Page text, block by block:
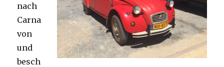
nach
Carna
von
und
besch